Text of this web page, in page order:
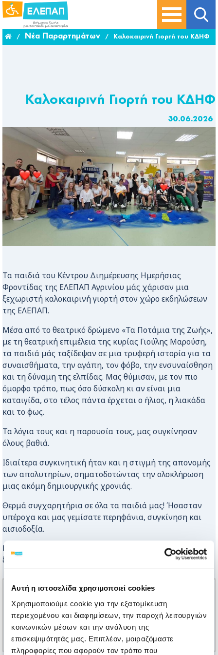
Αυτή η ιστοσελίδα χρησιμοποιεί cookies
Χρησιμοποιούμε cookie για την εξατομίκευση
περιεχομένου και διαφημίσεων, την παροχή λειτουργιών
κοινωνικών μέσων και την ανάλυση της
επισκεψιμότητάς μας. Επιπλέον, μοιραζόμαστε
πληροφορίες που αφορούν τον τρόπο που
/ Νέα Παραρτημάτων / Καλοκαιρινή Γιορτή του ΚΔΗΦ
Καλοκαιρινή Γιορτή του ΚΔΗΦ
30.06.2026
Τα παιδιά του Κέντρου Διημέρευσης Ημερήσιας
Φροντίδας της ΕΛΕΠΑΠ Αγρινίου μάς χάρισαν μια
ξεχωριστή καλοκαιρινή γιορτή στον χώρο εκδηλώσεων
της ΕΛΕΠΑΠ.
Μέσα από το θεατρικό δρώμενο «Τα Ποτάμια της Ζωής»,
με τη θεατρική επιμέλεια της κυρίας Γιούλης Μαρούση,
τα παιδιά μάς ταξίδεψαν σε μια τρυφερή ιστορία για τα
συναισθήματα, την αγάπη, τον φόβο, την ενσυναίσθηση
και τη δύναμη της ελπίδας. Μας θύμισαν, με τον πιο
όμορφο τρόπο, πως όσο δύσκολη κι αν είναι μια
καταιγίδα, στο τέλος πάντα έρχεται ο ήλιος, η λιακάδα
και το φως.
Τα λόγια τους και η παρουσία τους, μας συγκίνησαν
όλους βαθιά.
Ιδιαίτερα συγκινητική ήταν και η στιγμή της απονομής
των απολυτηρίων, σηματοδοτώντας την ολοκλήρωση
μιας ακόμη δημιουργικής χρονιάς.
Θερμά συγχαρητήρια σε όλα τα παιδιά μας! Ήσασταν
υπέροχα και μας γεμίσατε περηφάνια, συγκίνηση και
αισιοδοξία.
Ευχόμαστε σε όλους ένα όμορφο καλοκαίρι, με
ξεκούραση, χαμόγελα και όμορφες στιγμές!